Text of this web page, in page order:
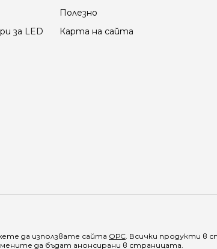
за LED
Полезно
Карта на сайта
да използвате сайта ОРС . Всички продукти в
да бъдат анонсирани в страницата.